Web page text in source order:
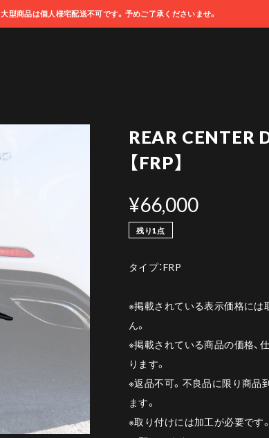
大型商品は個人様宅配送不可です。予めご了承くださいませ。
REAR CENTER
【FRP】
¥66,000
残り1点
タイプ：FRP
※掲載されている表示価格には
ん。
※掲載されている商品の価格、
ります。
※返品不可。不良品に限り商品
ます。
※取り付けには加工が必要です